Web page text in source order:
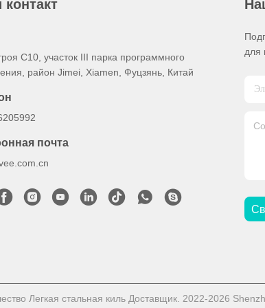
C10, участок III парка программного
район Jimei, Xiamen, Фуцзянь, Китай
почта
для
Легкая стальная киль Доставщик. 2022-2026